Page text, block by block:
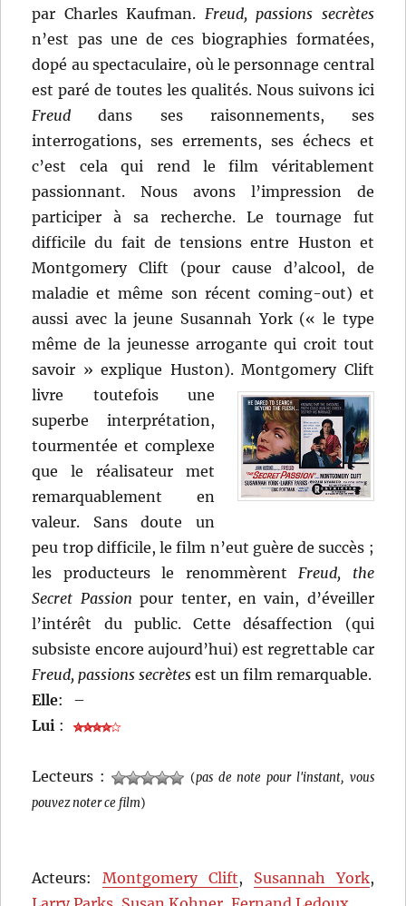
par Charles Kaufman. Freud, passions secrètes
n’est pas une de ces biographies formatées,
dopé au spectaculaire, où le personnage central
est paré de toutes les qualités. Nous suivons ici
Freud dans ses raisonnements, ses
interrogations, ses errements, ses échecs et
c’est cela qui rend le film véritablement
passionnant. Nous avons l’impression de
participer à sa recherche. Le tournage fut
difficile du fait de tensions entre Huston et
Montgomery Clift (pour cause d’alcool, de
maladie et même son récent coming-out) et
aussi avec la jeune Susannah York (« le type
même de la jeunesse arrogante qui croit tout
savoir » explique Huston).Montgomery Clift
livre toutefois une
superbe interprétation,
tourmentée et complexe
que le réalisateur met
remarquablement en
valeur. Sans doute un
peu trop difficile, le film n’eut guère de succès ;
les producteurs le renommèrentFreud, the
Secret Passion pour tenter, en vain, d’éveiller
l’intérêt du public. Cette désaffection (qui
subsiste encore aujourd’hui) est regrettable car
Freud, passions secrètes est un film remarquable.
Elle:
–
Lui :
Lecteurs : (pas de note pour l'instant, vous
pouvez noter ce film)
Acteurs:Montgomery Clift, Susannah York,